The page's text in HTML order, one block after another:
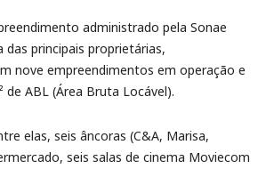
administrado pela Sonae
das principais proprietárias,
nove empreendimentos em operação e
ABL (Área Bruta Locável).
elas, seis âncoras (C&A, Marisa,
seis salas de cinema Moviecom